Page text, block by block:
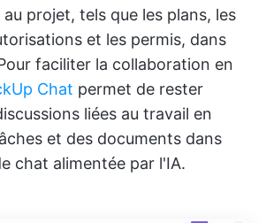
projet, tels que les plans, les
et les permis, dans
faciliter la collaboration en
Chat permet de rester
liées au travail en
et des documents dans
chat alimentée par l'IA.